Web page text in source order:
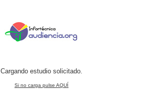
Cargando estudio solicitado.
Si no carga pulse AQUÍ